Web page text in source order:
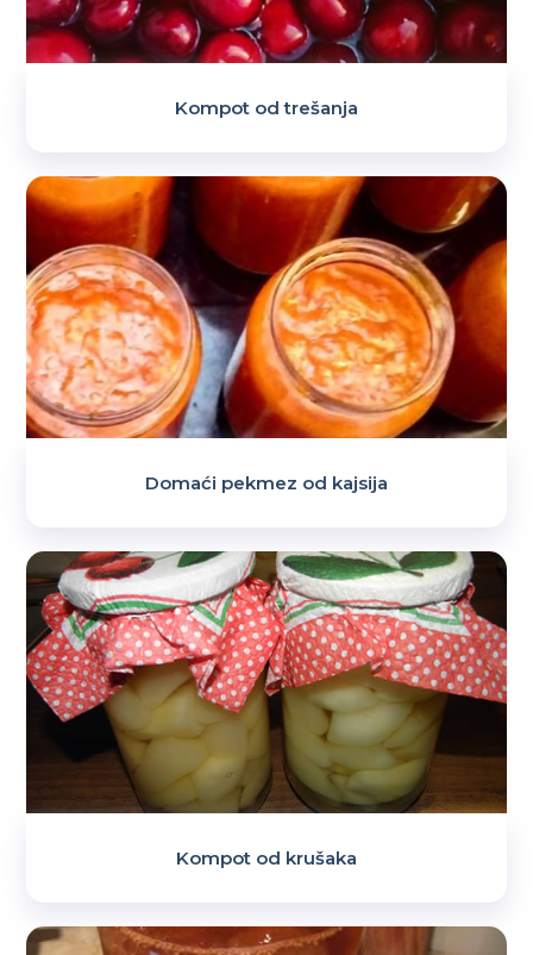
Kompot od trešanja
Domaći pekmez od kajsija
Kompot od krušaka